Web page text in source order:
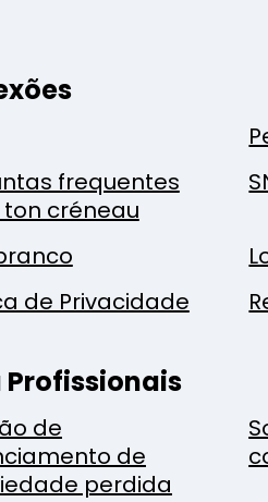
frequentes
ton créneau
de Privacidade
Profissionais
de
de
perdida